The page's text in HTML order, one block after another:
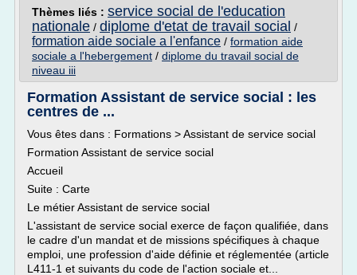
Thèmes liés : service social de l'education
nationale / diplome d'etat de travail social /
formation aide sociale a l'enfance / formation aide
sociale a l'hebergement / diplome du travail social de
niveau iii
Formation Assistant de service social : les
centres de ...
Vous êtes dans : Formations > Assistant de service social
Formation Assistant de service social
Accueil
Suite : Carte
Le métier Assistant de service social
L'assistant de service social exerce de façon qualifiée, dans
le cadre d'un mandat et de missions spécifiques à chaque
emploi, une profession d'aide définie et réglementée (article
L411-1 et suivants du code de l'action sociale et...